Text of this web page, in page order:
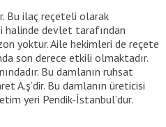
Bu ilaç reçeteli olarak
halinde devlet tarafından
yoktur. Aile hekimleri de reçete
son derece etkili olmaktadır.
Bu damlanın ruhsat
A.ş’dir. Bu damlanın üreticisi
yeri Pendik-İstanbul’dur.